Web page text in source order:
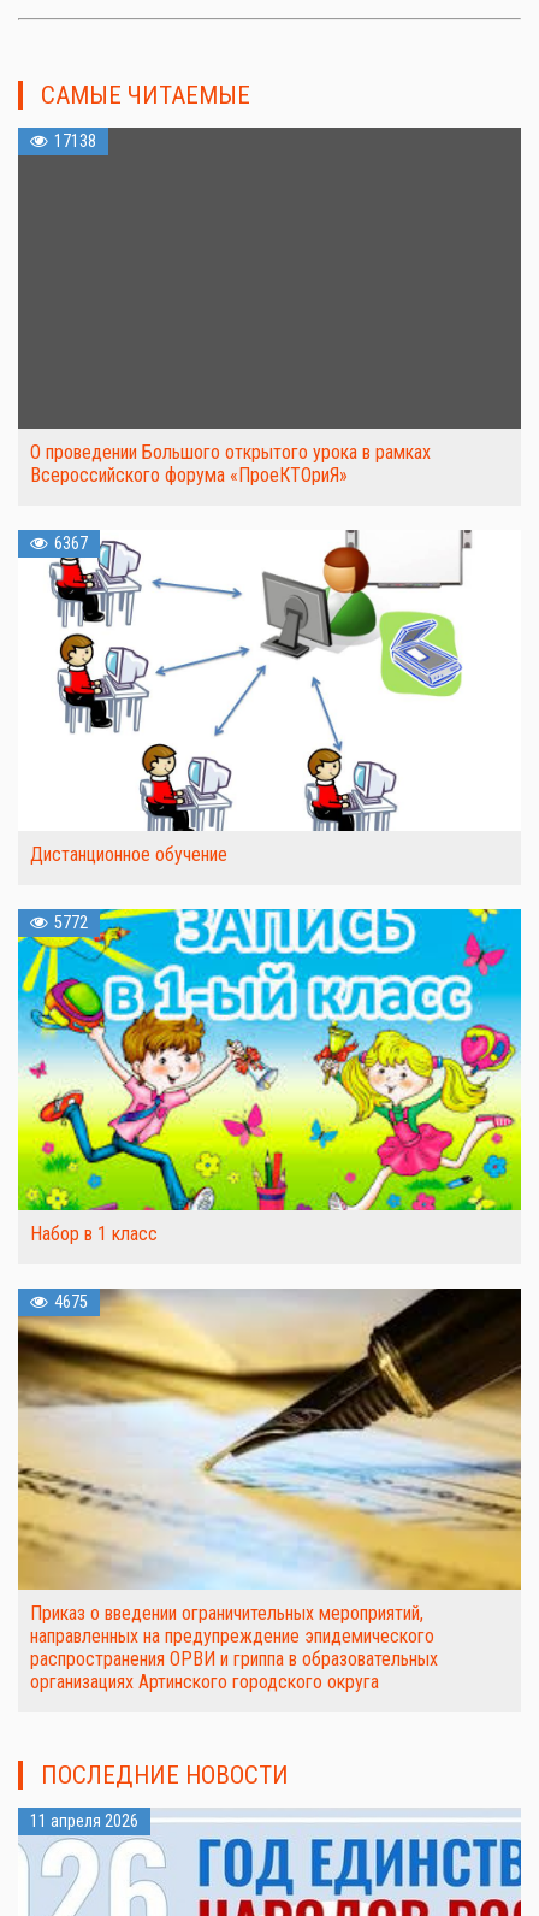
САМЫЕ ЧИТАЕМЫЕ
17138
О проведении Большого открытого урока в рамках
Всероссийского форума «ПроеКТОриЯ»
6367
Дистанционное обучение
5772
Набор в 1 класс
4675
Приказ о введении ограничительных мероприятий,
направленных на предупреждение эпидемического
распространения ОРВИ и гриппа в образовательных
организациях Артинского городского округа
ПОСЛЕДНИЕ НОВОСТИ
11 апреля 2026